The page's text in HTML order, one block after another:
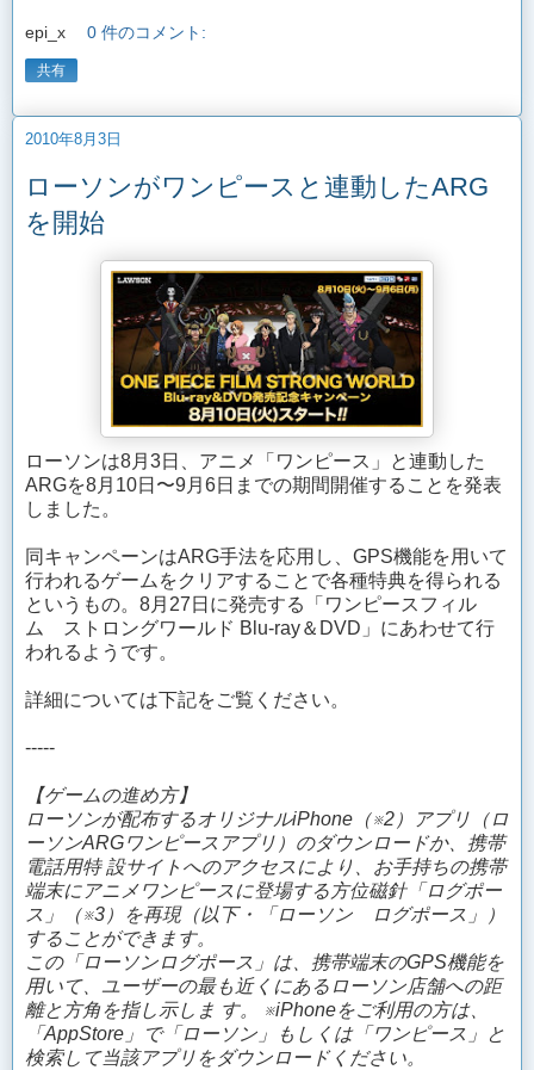
epi_x 0 件のコメント:
共有
2010年8月3日
ローソンがワンピースと連動したARG
を開始
ローソンは8月3日、アニメ「ワンピース」と連動した
ARGを8月10日〜9月6日までの期間開催することを発表
しました。
同キャンペーンはARG手法を応用し、GPS機能を用いて
行われるゲームをクリアすることで各種特典を得られる
というもの。8月27日に発売する「ワンピースフィル
ム ストロングワールド Blu-ray＆DVD」にあわせて行
われるようです。
詳細については下記をご覧ください。
-----
【ゲームの進め方】
ローソンが配布するオリジナルiPhone（※2）アプリ（ロ
ーソンARGワンピースアプリ）のダウンロードか、携帯
電話用特 設サイトへのアクセスにより、お手持ちの携帯
端末にアニメワンピースに登場する方位磁針「ログポー
ス」（※3）を再現（以下・「ローソン ログポース」）
することができます。
この「ローソンログポース」は、携帯端末のGPS機能を
用いて、ユーザーの最も近くにあるローソン店舗への距
離と方角を指し示しま す。
※iPhoneをご利用の方は、
「AppStore」で「ローソン」もしくは「ワンピース」と
検索して当該アプリをダウンロードください。